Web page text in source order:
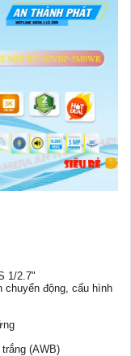
1/2.7"
chuyển động, cấu hình
(AWB)